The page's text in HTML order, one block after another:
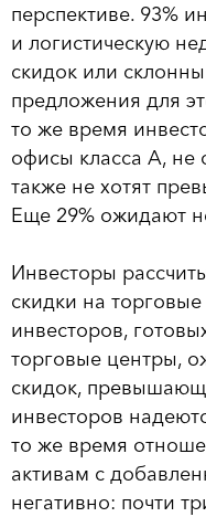
перспективе. 93%
и логистическую
скидок или
предложения для
то же время
офисы класса А, не
также не хотят
Еще 29% ожидают
Инвесторы
скидки на
инвесторов,
торговые центры,
скидок,
инвесторов
то же время
активам с
негативно: почти